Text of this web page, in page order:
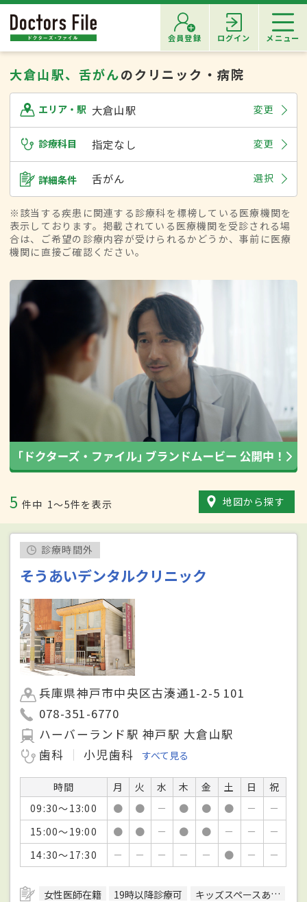
会員登録 ログイン メニュー
大倉山駅、舌がんのクリニック・病院
エリア・駅 大倉山駅 変更
診療科目 指定なし 変更
詳細条件 舌がん 選択
※該当する疾患に関連する診療科を標榜している医療機関を
表示しております。掲載されている医療機関を受診される場
合は、ご希望の診療内容が受けられるかどうか、事前に医療
機関に直接ご確認ください。
5 件中 1〜5件を表示 地図から探す
診療時間外
そうあいデンタルクリニック
兵庫県神戸市中央区古湊通1-2-5 101
078-351-6770
ハーバーランド駅 神戸駅 大倉山駅
歯科
小児歯科 すべて見る
時間 月 火 水 木 金 土 日
祝
09:30～13:00
● ● － ● ● ● －
－
15:00～19:00
● ● － ● ● － －
－
14:30～17:30
－ － － － － ● － －
女性医師在籍 19時以降診療可 キッズスペースあり